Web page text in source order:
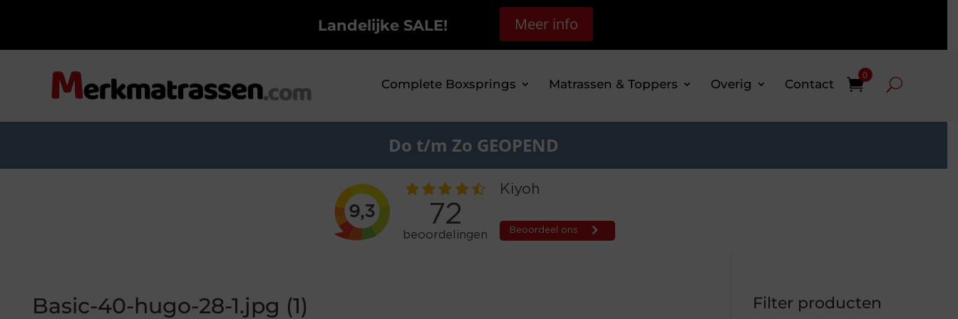
Landelijke SALE! Meer info
Complete Boxsprings Matrassen & Toppers Overig Contact
0
Do t/m Zo GEOPEND
Basic-40-hugo-28-1.jpg (1) Filter producten